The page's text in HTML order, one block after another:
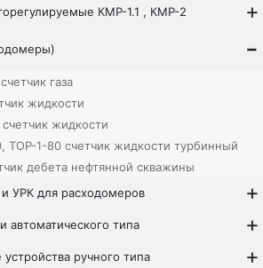
КМР-1.1 , КМР-2
газа
жидкости
жидкости
ТОР-1-80 счетчик жидкости турбинный
дебета нефтянной скважины
УРК для расходомеров
автоматического типа
ручного типа